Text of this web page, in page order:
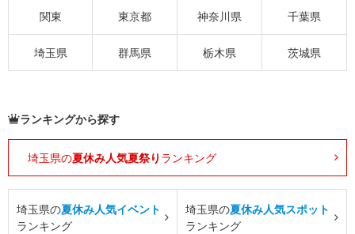
関東 東京都 神奈川県 千葉県
埼玉県 群馬県 栃木県 茨城県
ランキングから探す
埼玉県の夏休み人気夏祭り ランキング
埼玉県の夏休み人気イベント
ランキング
埼玉県の夏休み人気スポット
ランキング